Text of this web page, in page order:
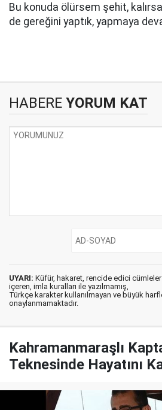
Bu konuda ölürsem şehit,
de gereğini yaptık, yapmaya
HABERE YORUM KAT
UYARI: Küfür, hakaret, rencide edici cümleler
içeren, imla kuralları ile yazılmamış,
Türkçe karakter kullanılmayan ve büyük
onaylanmamaktadır.
Kahramanmaraşlı
Teknesinde Hayatını